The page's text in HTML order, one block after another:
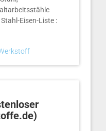
Eisen-Liste :